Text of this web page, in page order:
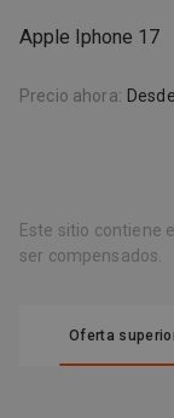
Apple Iphone 17
Precio ahora: Desde
Este sitio contiene
ser compensados.
Oferta